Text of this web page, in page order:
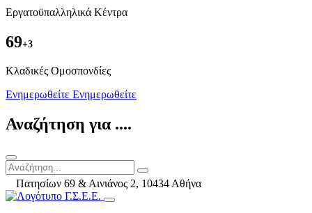
Εργατοϋπαλληλικά Κέντρα
69+3
Kλαδικές Ομοσπονδίες
Ενημερωθείτε Ενημερωθείτε
Αναζήτηση για ....
Πατησίων 69 & Αινιάνος 2, 10434 Αθήνα